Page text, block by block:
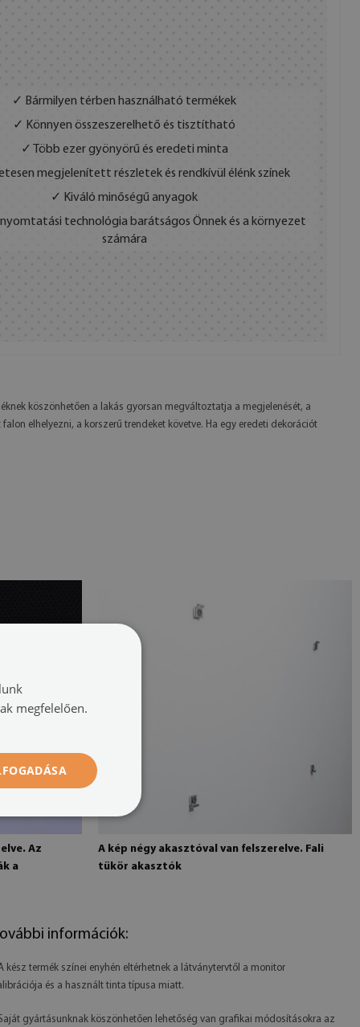
✓ Bármilyen térben használható termékek
✓ Könnyen összeszerelhető és tisztítható
✓ Több ezer gyönyörű és eredeti minta
megjelenített részletek és rendkívül élénk színek
✓ Kiváló minőségű anyagok
technológia barátságos Önnek és a környezet
számára
köszönhetően a lakás gyorsan megváltoztatja a megjelenését, a
elhelyezni, a korszerű trendeket követve. Ha egy eredeti dekorációt
Az
a
A kép négy akasztóval van felszerelve. Fali
tükör akasztók
információk:
kész termék színei enyhén eltérhetnek a látványtervtől a monitor
és a használt tinta típusa miatt.
gyártásunknak köszönhetően lehetőség van grafikai módosításokra az
megfelelően.